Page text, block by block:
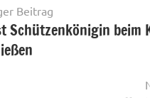
Beitrag
Schützenkönigin beim